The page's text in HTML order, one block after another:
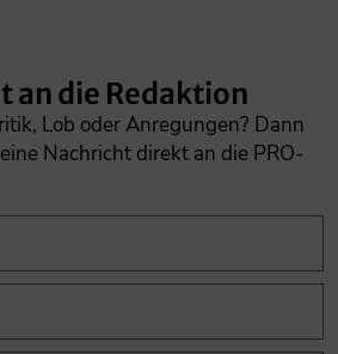
an die Redaktion
Lob oder Anregungen? Dann
Nachricht direkt an die PRO-